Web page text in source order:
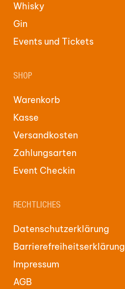
Whisky
Gin
Events und Tickets
SHOP
Warenkorb
Kasse
Versandkosten
Zahlungsarten
Event Checkin
RECHTLICHES
Datenschutzerklärung
Barrierefreiheitserklärung
Impressum
AGB